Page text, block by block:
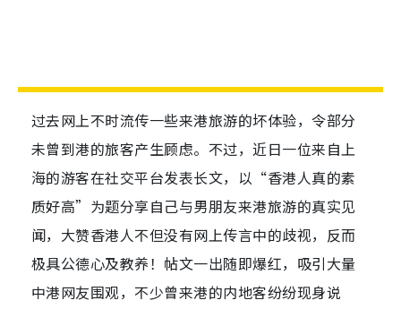
过去网上不时流传一些来港旅游的坏体验，令部分
未曾到港的旅客产生顾虑。不过，近日一位来自上
海的游客在社交平台发表长文，以“香港人真的素
质好高”为题分享自己与男朋友来港旅游的真实见
闻，大赞香港人不但没有网上传言中的歧视，反而
极具公德心及教养！帖文一出随即爆红，吸引大量
中港网友围观，不少曾来港的内地客纷纷现身说